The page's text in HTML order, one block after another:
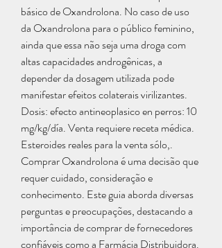
básico de Oxandrolona. No caso de uso
da Oxandrolona para o público feminino,
ainda que essa não seja uma droga com
altas capacidades androgênicas, a
depender da dosagem utilizada pode
manifestar efeitos colaterais virilizantes.
Dosis: efecto antineoplasico en perros: 10
mg/kg/día. Venta requiere receta médica.
Esteroides reales para la venta sólo,.
Comprar Oxandrolona é uma decisão que
requer cuidado, consideração e
conhecimento. Este guia aborda diversas
perguntas e preocupações, destacando a
importância de comprar de fornecedores
confiáveis como a Farmácia Distribuidora.